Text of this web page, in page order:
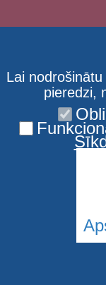
© 2026
Lai
pieredzi,